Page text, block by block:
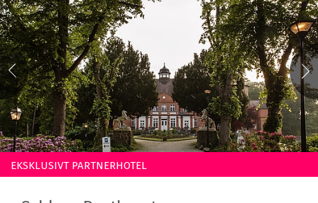
EKSKLUSIVT PARTNERHOTEL